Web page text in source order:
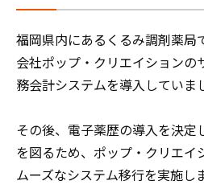
福岡県内にあるくるみ調剤薬局
会社ポップ・クリエイションの
務会計システムを導入していま
その後、電子薬歴の導入を決定
を図るため、ポップ・クリエイ
ムーズなシステム移行を実施し